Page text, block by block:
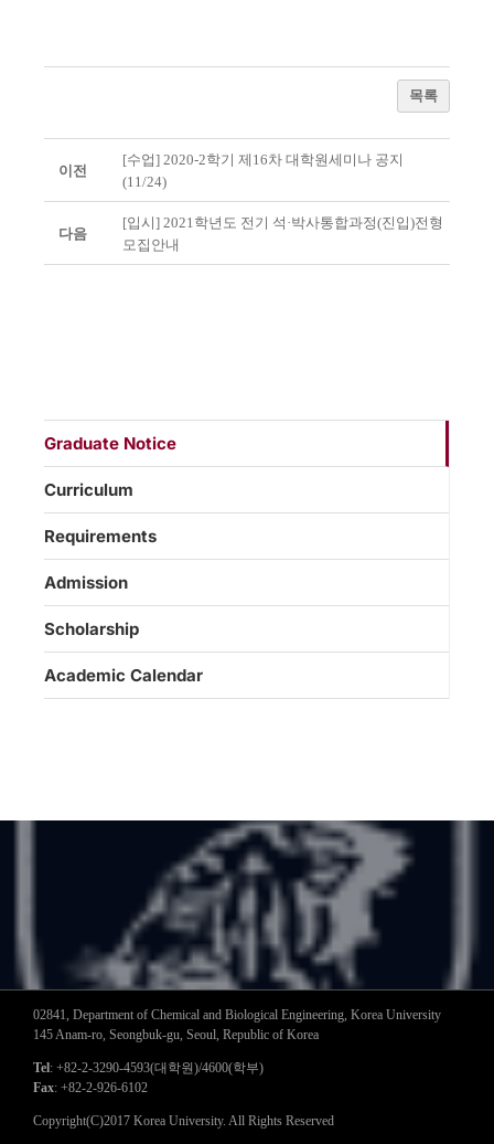
목록
이전
[수업] 2020-2학기 제16차 대학원세미나 공지
(11/24)
다음
[입시] 2021학년도 전기 석·박사통합과정(진입)전형
모집안내
Graduate Notice
Curriculum
Requirements
Admission
Scholarship
Academic Calendar
02841, Department of Chemical and Biological Engineering, Korea University
145 Anam-ro, Seongbuk-gu, Seoul, Republic of Korea
Tel: +82-2-3290-4593(대학원)/4600(학부)
Fax: +82-2-926-6102
Copyright(C)2017 Korea University. All Rights Reserved